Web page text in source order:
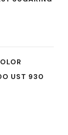
UST 930